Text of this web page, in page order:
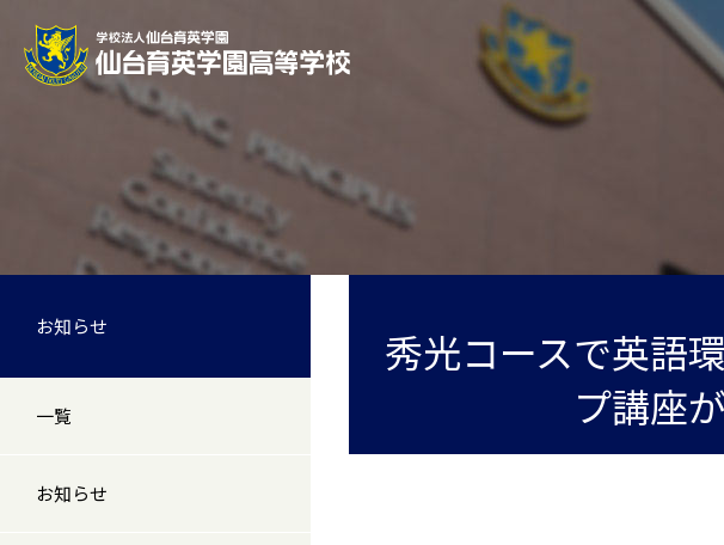
秀光コースで英語
プ講座
お知らせ
一覧
お知らせ